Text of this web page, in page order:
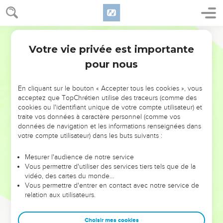
NE MANQUEZ PAS L’ÉVÉNEMENT
DE L’ANNÉE !
ET SI LEURS ERREURS POUVAIENT VOUS ÉVITER LES
VOTRES ?
leur foi ou leur vision. Mais on voit moins les doutes, les erreurs
et les saisons difficiles qu'ils ont traversés, alors même que ce
sont elles qui les ont façonnés.
Dans cette conférence, leaders, entrepreneurs, et responsables
clés pour avancer avec plus de sagesse afin que leurs erreurs
Votre vie privée est importante
pour nous
En cliquant sur le bouton « Accepter tous les cookies », vous
acceptez que TopChrétien utilise des traceurs (comme des
cookies ou l'identifiant unique de votre compte utilisateur) et
traite vos données à caractère personnel (comme vos
données de navigation et les informations renseignées dans
votre compte utilisateur) dans les buts suivants :
Mesurer l'audience de notre service
Vous permettre d'utiliser des services tiers tels que de la
vidéo, des cartes du monde…
Vous permettre d'entrer en contact avec notre service de
relation aux utilisateurs.
Choisir mes cookies